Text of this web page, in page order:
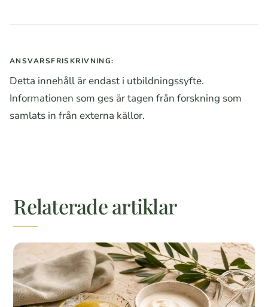
ANSVARSFRISKRIVNING:
Detta innehåll är endast i utbildningssyfte.
Informationen som ges är tagen från forskning som
samlats in från externa källor.
Relaterade artiklar